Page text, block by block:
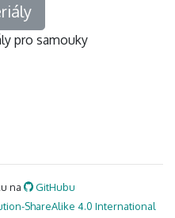
pro samouky
na
GitHubu
ShareAlike 4.0 International